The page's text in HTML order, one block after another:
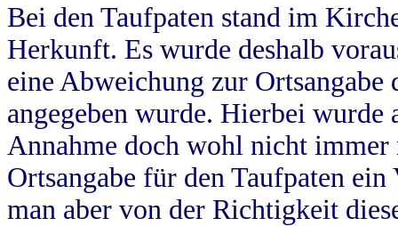
Bei den Taufpaten stand im
Herkunft. Es wurde deshalb
eine Abweichung zur
angegeben wurde. Hierbei wurde
Annahme doch wohl nicht
Ortsangabe für den Taufpaten
man aber von der Richtigkeit